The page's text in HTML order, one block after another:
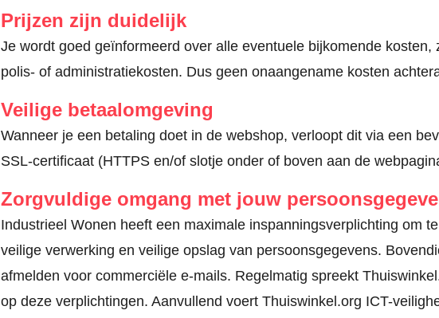
Prijzen zijn duidelijk
Je wordt goed geïnformeerd over alle eventuele bijkomende kosten,
polis- of administratiekosten. Dus geen onaangename kosten
Veilige betaalomgeving
Wanneer je een betaling doet in de webshop, verloopt dit via een
SSL-certificaat (HTTPS en/of slotje onder of boven aan de
Zorgvuldige omgang met jouw
Industrieel Wonen heeft een maximale inspanningsverplichting om
veilige verwerking en veilige opslag van persoonsgegevens.
afmelden voor commerciële e-mails. Regelmatig spreekt
op deze verplichtingen. Aanvullend voert Thuiswinkel.org ICT-